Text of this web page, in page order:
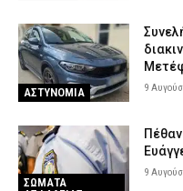
ΑΣΤΥΝΟΜΙΑ 9
ΣΩΜΑΤΑ
9